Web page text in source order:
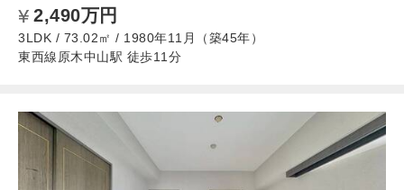
2,490万円
3LDK / 73.02㎡ / 1980年11月（築45年）
東西線原木中山駅 徒歩11分